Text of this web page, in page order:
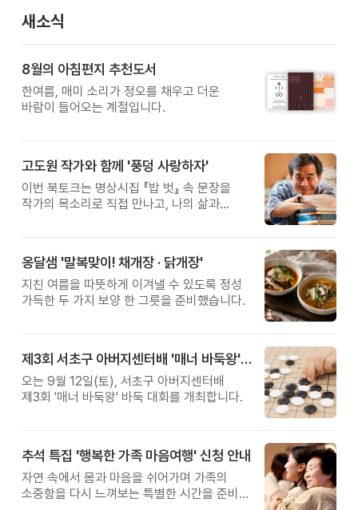
새소식
8월의 아침편지 추천도서
한여름, 매미 소리가 정오를 채우고 더운
바람이 들어오는 계절입니다.
고도원 작가와 함께 '풍덩 사랑하자'
이번 북토크는 명상시집 『밥 벗』 속 문장을
작가의 목소리로 직접 만나고, 나의 삶과
옹달샘 '말복맞이! 채개장 · 닭개장'
지친 여름을 따뜻하게 이겨낼 수 있도록 정성
가득한 두 가지 보양 한 그릇을 준비했습니다.
제3회 서초구 아버지센터배 '매너 바둑왕' 대회
오는 9월 12일(토), 서초구 아버지센터배
제3회 '매너 바둑왕' 바둑 대회를 개최합니다.
추석 특집 '행복한 가족 마음여행' 신청 안내
자연 속에서 몸과 마음을 쉬어가며 가족의
소중함을 다시 느껴보는 특별한 시간을 준비해